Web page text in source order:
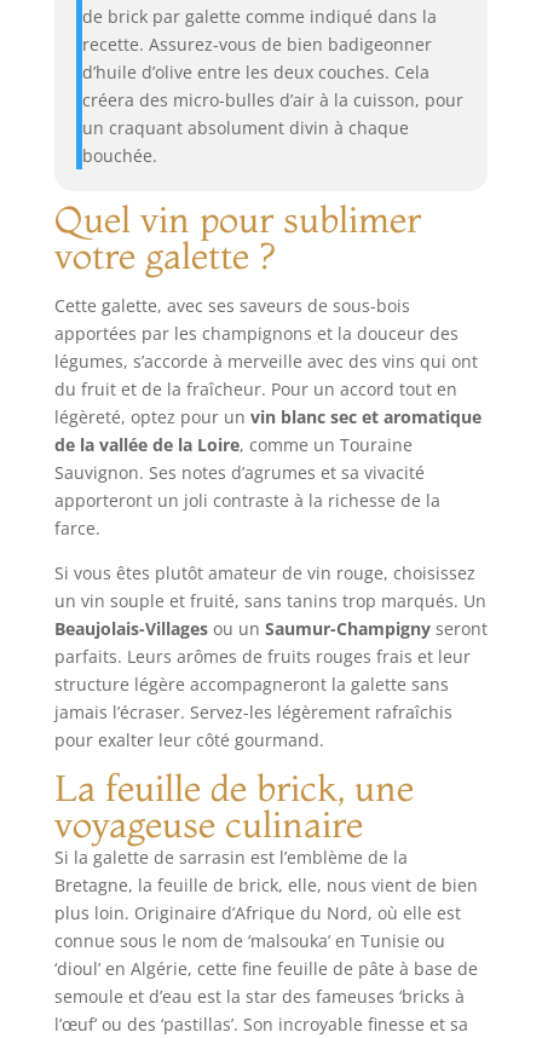
de brick par galette comme indiqué dans la
recette. Assurez-vous de bien badigeonner
d’huile d’olive entre les deux couches. Cela
créera des micro-bulles d’air à la cuisson, pour
un craquant absolument divin à chaque
bouchée.
Quel vin pour sublimer
votre galette ?
Cette galette, avec ses saveurs de sous-bois
apportées par les champignons et la douceur des
légumes, s’accorde à merveille avec des vins qui ont
du fruit et de la fraîcheur. Pour un accord tout en
légèreté, optez pour un vin blanc sec et aromatique
de la vallée de la Loire, comme un Touraine
Sauvignon. Ses notes d’agrumes et sa vivacité
apporteront un joli contraste à la richesse de la
farce.
Si vous êtes plutôt amateur de vin rouge, choisissez
un vin souple et fruité, sans tanins trop marqués. Un
Beaujolais-Villagesou un Saumur-Champignyseront
parfaits. Leurs arômes de fruits rouges frais et leur
structure légère accompagneront la galette sans
jamais l’écraser. Servez-les légèrement rafraîchis
pour exalter leur côté gourmand.
La feuille de brick, une
voyageuse culinaire
Si la galette de sarrasin est l’emblème de la
Bretagne, la feuille de brick, elle, nous vient de bien
plus loin. Originaire d’Afrique du Nord, où elle est
connue sous le nom de ‘malsouka’ en Tunisie ou
‘dioul’ en Algérie, cette fine feuille de pâte à base de
semoule et d’eau est la star des fameuses ‘bricks à
l’œuf’ ou des ‘pastillas’. Son incroyable finesse et sa